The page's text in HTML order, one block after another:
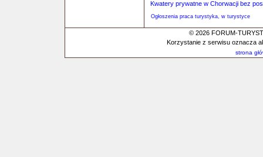
Kwatery prywatne w Chorwacji bez
Ogłoszenia praca turystyka, w turystyce
© 2026 FORUM-
Korzystanie z serwisu oznacza
strona